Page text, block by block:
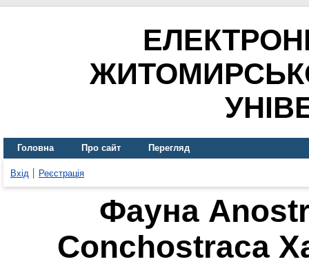
Головна Про сайт Перегляд
Вхід Реєстрація
Фауна
Conchostraca